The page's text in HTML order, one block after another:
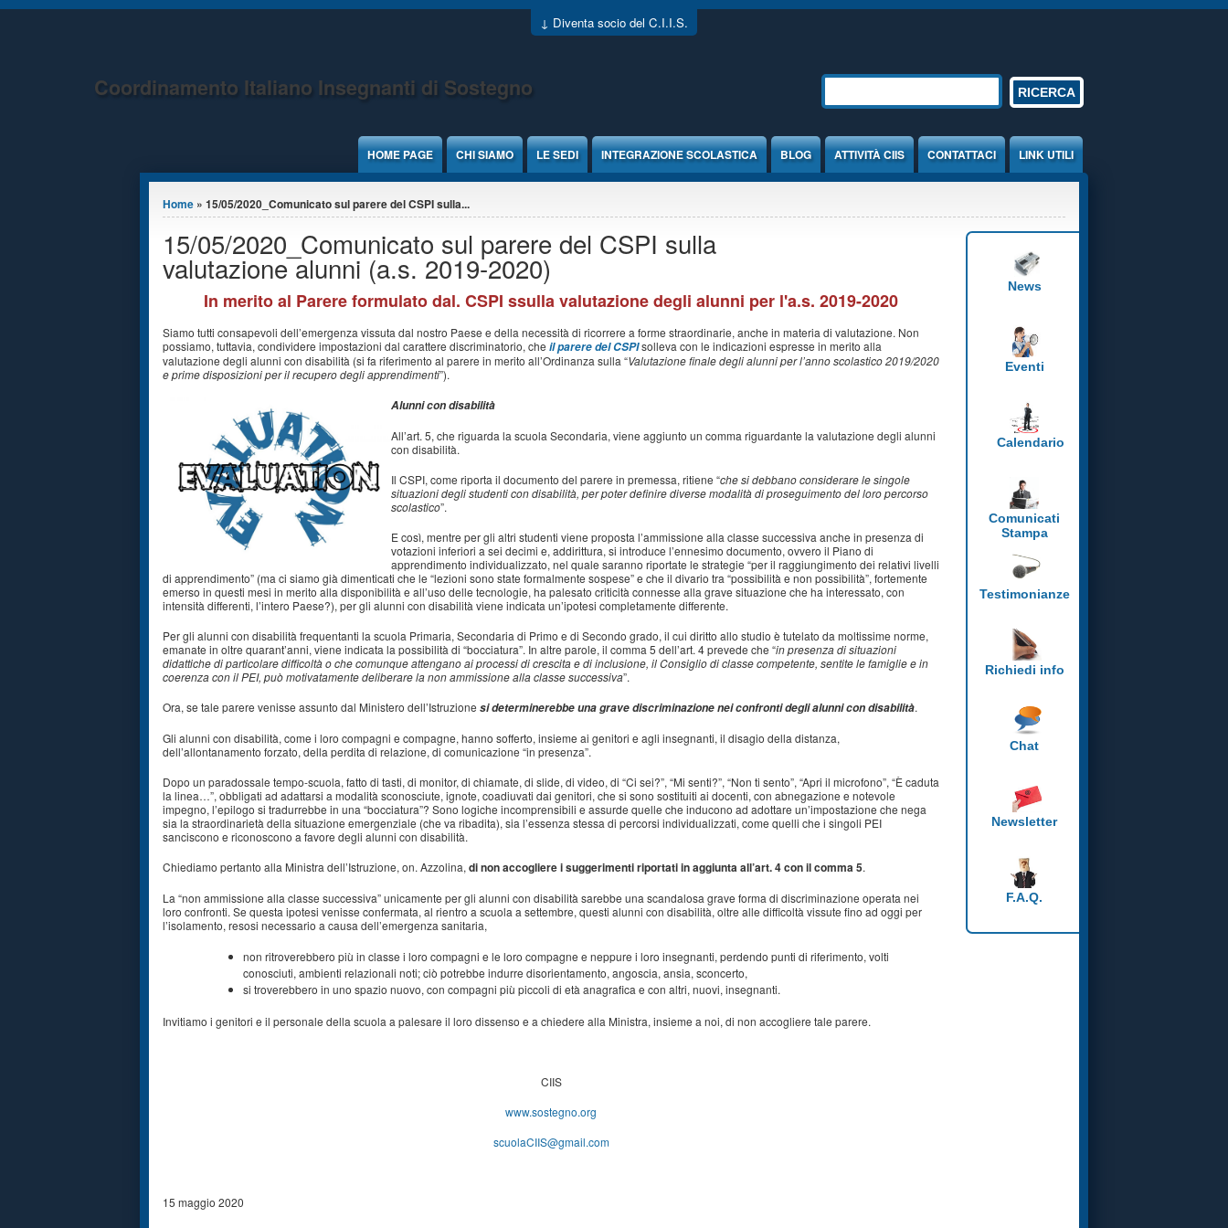
Jump to Content
↓ Diventa socio del C.I.I.S.
Coordinamento Italiano Insegnanti di Sostegno Form di ricerca
HOME PAGE CHI SIAMO LE SEDI INTEGRAZIONE SCOLASTICA BLOG ATTIVITÀ CIIS CONTATTACI LINK UTILI
Tu sei qui
Home » 15/05/2020_Comunicato sul parere del CSPI sulla...
15/05/2020_Comunicato sul parere del CSPI sulla
valutazione alunni (a.s. 2019-2020)
In merito al Parere formulato dal. CSPI ssulla valutazione degli alunni per l'a.s. 2019-2020
Siamo tutti consapevoli dell’emergenza vissuta dal nostro Paese e della necessità di ricorrere a forme straordinarie, anche in materia di valutazione. Non
possiamo, tuttavia, condividere impostazioni dal carattere discriminatorio, che il parere del CSPIsolleva con le indicazioni espresse in merito alla
valutazione degli alunni con disabilità (si fa riferimento al parere in merito all’Ordinanza sulla “Valutazione finale degli alunni per l’anno scolastico 2019/2020
e prime disposizioni per il recupero degli apprendimenti”).
Alunni con disabilità
All’art. 5, che riguarda la scuola Secondaria, viene aggiunto un comma riguardante la valutazione degli alunni
con disabilità.
Il CSPI, come riporta il documento del parere in premessa, ritiene “chesi debbano considerare le singole
situazioni degli studenti con disabilità, per poter definire diverse modalità di proseguimento del loro percorso
scolastico”.
E così, mentre per gli altri studenti viene proposta l’ammissione alla classe successiva anche in presenza di
votazioni inferiori a sei decimi e, addirittura, si introduce l’ennesimo documento, ovvero il Piano di
apprendimento individualizzato, nel quale saranno riportate le strategie “per il raggiungimento dei relativi livelli
di apprendimento” (ma ci siamo già dimenticati che le “lezioni sono state formalmente sospese” e che il divario tra “possibilità e non possibilità”, fortemente
emerso in questi mesi in merito alla disponibilità e all’uso delle tecnologie, ha palesato criticità connesse alla grave situazione che ha interessato, con
intensità differenti, l’intero Paese?), per gli alunni con disabilità viene indicata un’ipotesi completamente differente.
Per gli alunni con disabilità frequentanti la scuola Primaria, Secondaria di Primo e di Secondo grado, il cui diritto allo studio è tutelato da moltissime norme,
emanate in oltre quarant’anni, viene indicata la possibilità di “bocciatura”. In altre parole, il comma 5 dell’art. 4 prevede che “in presenza di situazioni
didattiche di particolare difficoltà o che comunque attengano ai processi di crescita e di inclusione, il Consiglio di classe competente, sentite le famiglie e in
coerenza con il PEI, può motivatamente deliberare la non ammissione alla classe successiva”.
Ora, se tale parere venisse assunto dal Ministero dell’Istruzione si determinerebbe una grave discriminazione nei confronti degli alunni con disabilità.
Gli alunni con disabilità, come i loro compagni e compagne, hanno sofferto, insieme ai genitori e agli insegnanti, il disagio della distanza,
dell’allontanamento forzato, della perdita di relazione, di comunicazione “in presenza”.
Dopo un paradossale tempo-scuola, fatto di tasti, di monitor, di chiamate, di slide, di video, di “Ci sei?”, “Mi senti?”, “Non ti sento”, “Apri il microfono”, “È caduta
la linea…”, obbligati ad adattarsi a modalità sconosciute, ignote, coadiuvati dai genitori, che si sono sostituiti ai docenti, con abnegazione e notevole
impegno, l’epilogo si tradurrebbe in una “bocciatura”? Sono logiche incomprensibili e assurde quelle che inducono ad adottare un’impostazione che nega
sia la straordinarietà della situazione emergenziale (che va ribadita), sia l’essenza stessa di percorsi individualizzati, come quelli che i singoli PEI
sanciscono e riconoscono a favore degli alunni con disabilità.
Chiediamo pertanto alla Ministra dell’Istruzione, on. Azzolina, di non accogliere i suggerimenti riportati in aggiunta all’art. 4 con il comma 5.
La “non ammissione alla classe successiva” unicamente per gli alunni con disabilità sarebbe una scandalosa grave forma di discriminazione operata nei
loro confronti. Se questa ipotesi venisse confermata, al rientro a scuola a settembre, questi alunni con disabilità, oltre alle difficoltà vissute fino ad oggi per
l’isolamento, resosi necessario a causa dell’emergenza sanitaria,
non ritroverebbero più in classe i loro compagni e le loro compagne e neppure i loro insegnanti, perdendo punti di riferimento, volti
conosciuti, ambienti relazionali noti; ciò potrebbe indurre disorientamento, angoscia, ansia, sconcerto,
si troverebbero in uno spazio nuovo, con compagni più piccoli di età anagrafica e con altri, nuovi, insegnanti.
Invitiamo i genitori e il personale della scuola a palesare il loro dissenso e a chiedere alla Ministra, insieme a noi, di non accogliere tale parere.
CIIS
www.sostegno.org
scuolaCIIS@gmail.com
15 maggio 2020
News
Eventi
Calendario
Comunicati
Stampa
Testimonianze
Richiedi info
Chat
Newsletter
F.A.Q.